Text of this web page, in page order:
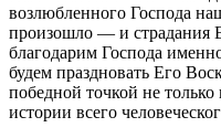
возлюбленного Господа
произошло — и страдания
благодарим Господа
будем праздновать Его
победной точкой не
истории всего